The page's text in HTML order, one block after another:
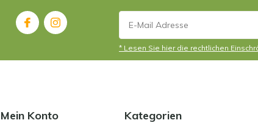
* Lesen Sie hier die rechtlichen
Mein Konto Kategorien